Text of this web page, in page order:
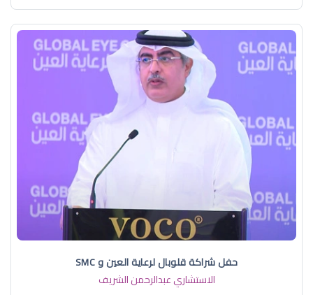
حفل شراكة قلوبال لرعاية العين و SMC
الاستشاري عبدالرحمن الشريف